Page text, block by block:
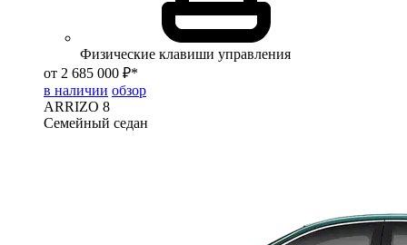
Физические клавиши управления
от 2 685 000 ₽*
в наличии обзор
ARRIZO 8
Семейный седан